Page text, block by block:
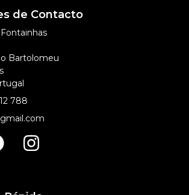
de Contacto
Bartolomeu
788